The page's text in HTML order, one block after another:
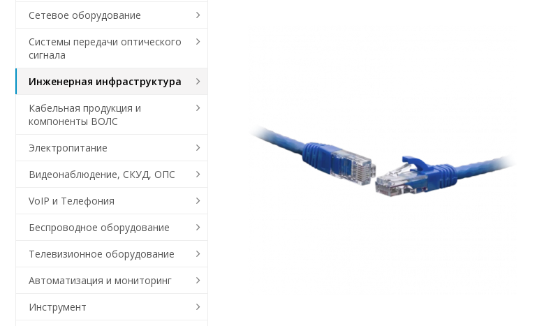
Сетевое оборудование
Системы передачи оптического
сигнала
Инженерная инфраструктура
Кабельная продукция и
компоненты ВОЛС
Электропитание
Видеонаблюдение, СКУД, ОПС
VoIP и Телефония
Беспроводное оборудование
Телевизионное оборудование
Автоматизация и мониторинг
Инструмент